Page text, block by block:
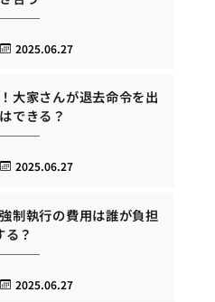
2025.06.27
大家さんが退去命令を出
できる？
2025.06.27
制執行の費用は誰が負担
る？
2025.06.27